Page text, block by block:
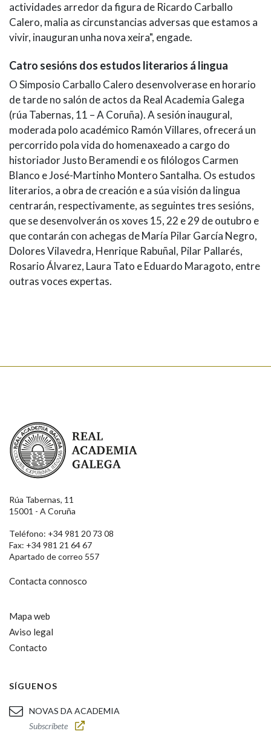
actividades arredor da figura de Ricardo Carballo
Calero, malia as circunstancias adversas que estamos a
vivir, inauguran unha nova xeira", engade.
Catro sesións dos estudos literarios á lingua
O Simposio Carballo Calero desenvolverase en horario
de tarde no salón de actos da Real Academia Galega
(rúa Tabernas, 11 – A Coruña). A sesión inaugural,
moderada polo académico Ramón Villares, ofrecerá un
percorrido pola vida do homenaxeado a cargo do
historiador Justo Beramendi e os filólogos Carmen
Blanco e José-Martinho Montero Santalha. Os estudos
literarios, a obra de creación e a súa visión da lingua
centrarán, respectivamente, as seguintes tres sesións,
que se desenvolverán os xoves 15, 22 e 29 de outubro e
que contarán con achegas de María Pilar García Negro,
Dolores Vilavedra, Henrique Rabuñal, Pilar Pallarés,
Rosario Álvarez, Laura Tato e Eduardo Maragoto, entre
outras voces expertas.
Real Academia Galega
Rúa Tabernas, 11
15001 - A Coruña
Teléfono: +34 981 20 73 08
Fax: +34 981 21 64 67
Apartado de correo 557
Contacta connosco
Mapa web
Aviso legal
Contacto
SÍGUENOS
NOVAS DA ACADEMIA
Subscríbete